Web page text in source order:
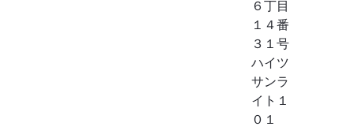
６丁目
１４番
３１号
ハイツ
サンラ
イト１
０１